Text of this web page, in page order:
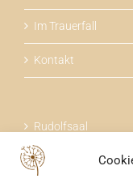
Im Trauerfall
Kontakt
Rudolfsaal
Über uns